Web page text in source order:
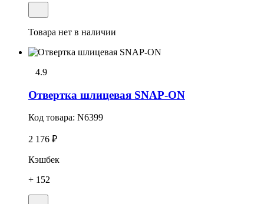
Товара нет в наличии
4.9
Отвеpтка шлицевая SNAP-ON
Код товара: N6399
2 176 ₽
Кэшбек
+ 152